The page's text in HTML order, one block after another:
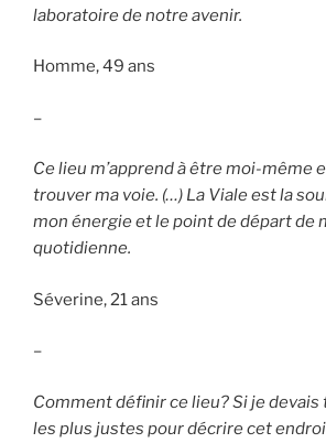
laboratoire de notre avenir.
Homme, 49 ans
–
Ce lieu m’apprend à être moi-même
trouver ma voie. (…) La Viale est la
mon énergie et le point de départ de
quotidienne.
Séverine, 21 ans
–
Comment définir ce lieu? Si je
les plus justes pour décrire cet